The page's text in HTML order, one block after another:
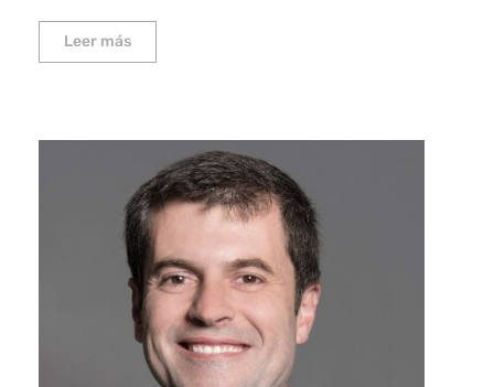
Leer más